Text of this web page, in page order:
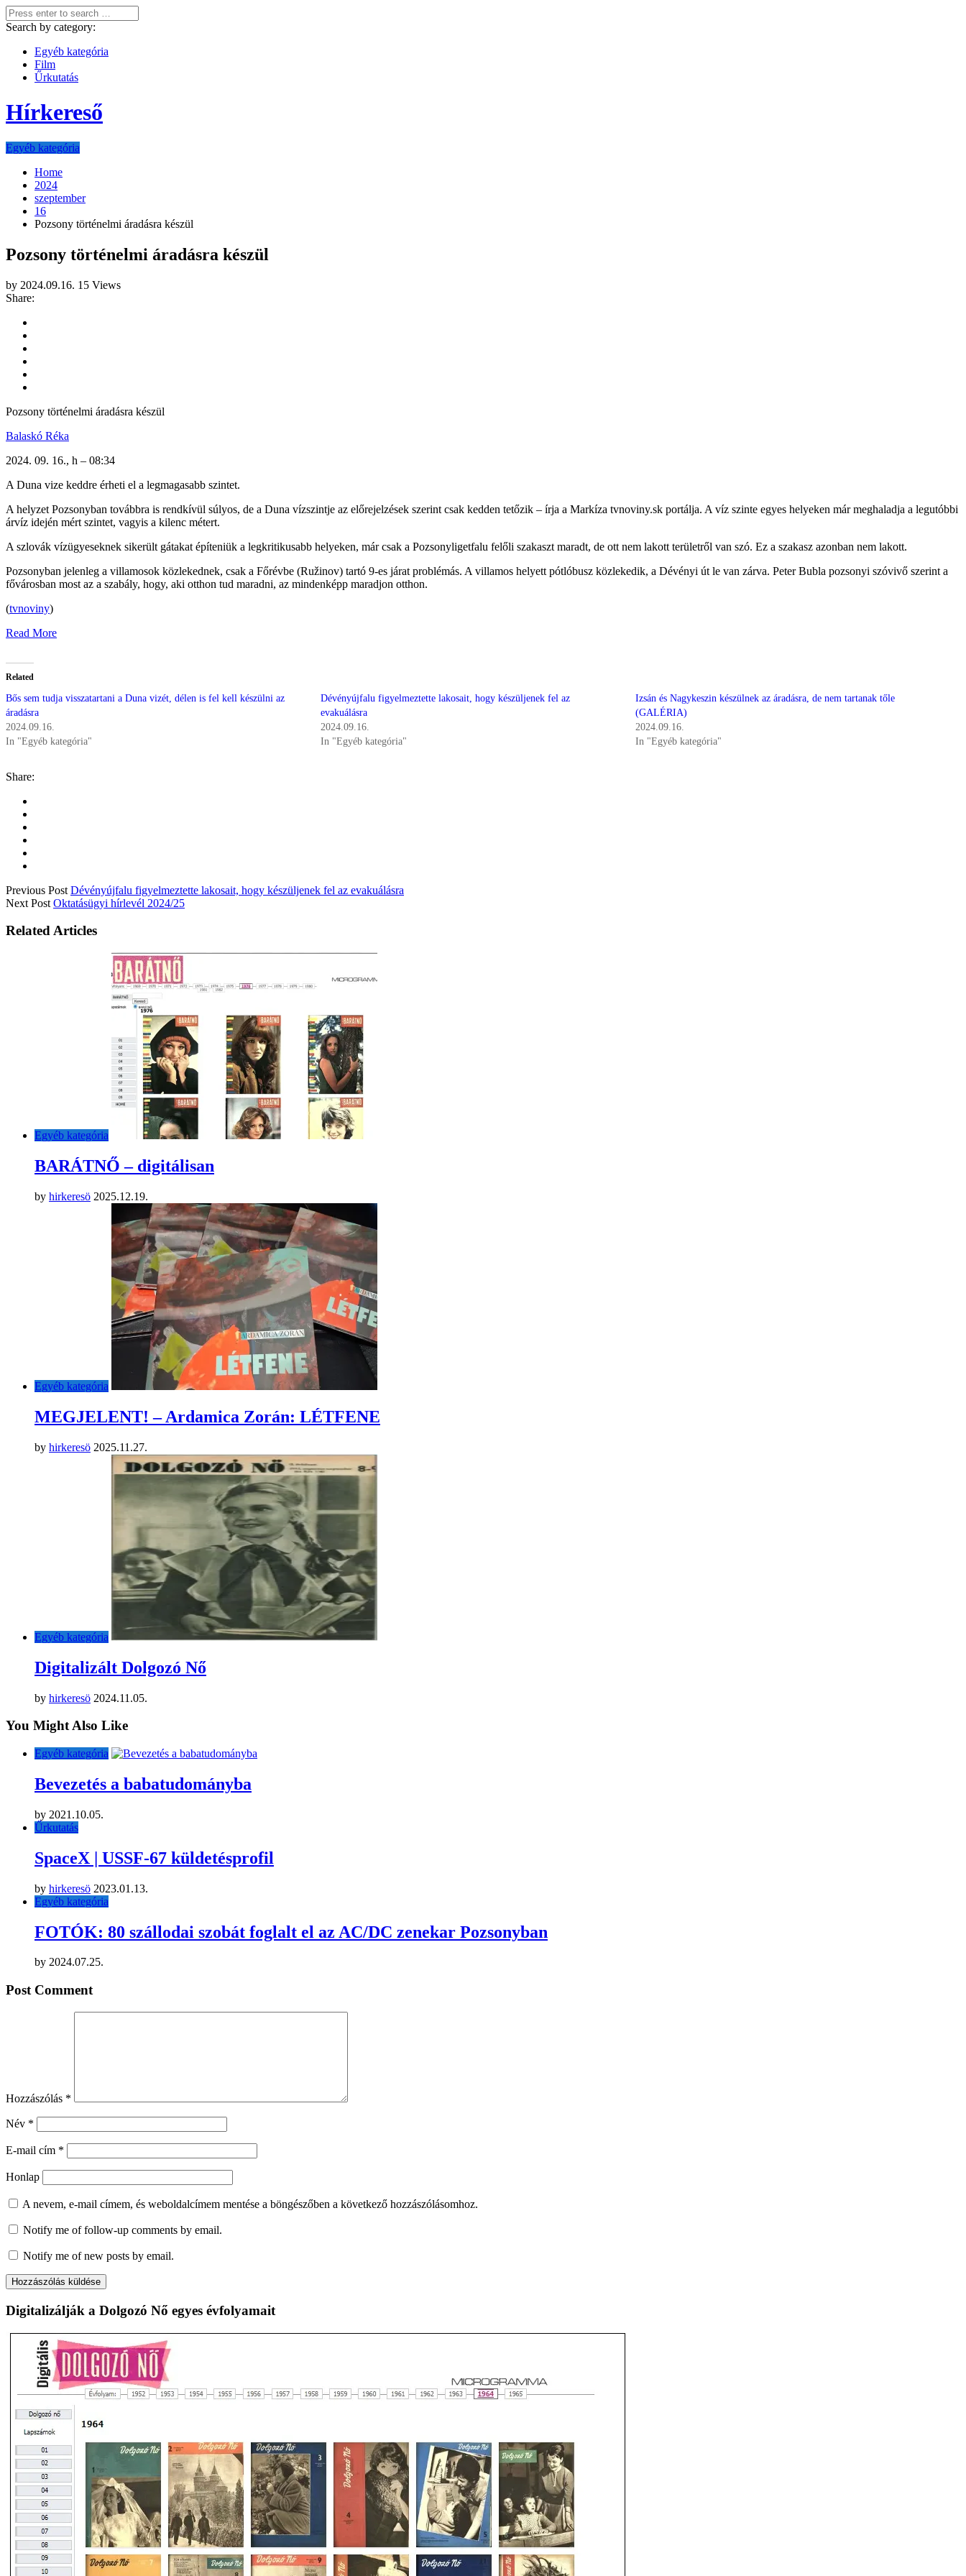
Search by category:
Egyéb kategória
Film
Űrkutatás
Hírkereső
Egyéb kategória
Home
2024
szeptember
16
Pozsony történelmi áradásra készül
Pozsony történelmi áradásra készül
by 2024.09.16. 15 Views
Share:
Pozsony történelmi áradásra készül
Balaskó Réka
2024. 09. 16., h – 08:34
A Duna vize keddre érheti el a legmagasabb szintet.
A helyzet Pozsonyban továbbra is rendkívül súlyos, de a Duna vízszintje az előrejelzések szerint csak kedden tetőzik – írja a Markíza tvnoviny.sk portálja. A víz szinte egyes helyeken már meghaladja a legutóbbi
árvíz idején mért szintet, vagyis a kilenc métert.
A szlovák vízügyeseknek sikerült gátakat építeniük a legkritikusabb helyeken, már csak a Pozsonyligetfalu felőli szakaszt maradt, de ott nem lakott területről van szó. Ez a szakasz azonban nem lakott.
Pozsonyban jelenleg a villamosok közlekednek, csak a Főrévbe (Ružinov) tartó 9-es járat problémás. A villamos helyett pótlóbusz közlekedik, a Dévényi út le van zárva. Peter Bubla pozsonyi szóvivő szerint a
fővárosban most az a szabály, hogy, aki otthon tud maradni, az mindenképp maradjon otthon.
(tvnoviny)
Read More
Related
Bős sem tudja visszatartani a Duna vizét, délen is fel kell készülni az
áradásra
2024.09.16.
In "Egyéb kategória"
Dévényújfalu figyelmeztette lakosait, hogy készüljenek fel az
evakuálásra
2024.09.16.
In "Egyéb kategória"
Izsán és Nagykeszin készülnek az áradásra, de nem tartanak tőle
(GALÉRIA)
2024.09.16.
In "Egyéb kategória"
Share:
Previous Post Dévényújfalu figyelmeztette lakosait, hogy készüljenek fel az evakuálásra
Next Post Oktatásügyi hírlevél 2024/25
Related Articles
Egyéb kategória
BARÁTNŐ – digitálisan
by hirkeresö 2025.12.19.
Egyéb kategória
MEGJELENT! – Ardamica Zorán: LÉTFENE
by hirkeresö 2025.11.27.
Egyéb kategória
Digitalizált Dolgozó Nő
by hirkeresö 2024.11.05.
You Might Also Like
Egyéb kategória
Bevezetés a babatudományba
by 2021.10.05.
Űrkutatás
SpaceX | USSF-67 küldetésprofil
by hirkeresö 2023.01.13.
Egyéb kategória
FOTÓK: 80 szállodai szobát foglalt el az AC/DC zenekar Pozsonyban
by 2024.07.25.
Post Comment
Hozzászólás *
Név *
E-mail cím *
Honlap
A nevem, e-mail címem, és weboldalcímem mentése a böngészőben a következő hozzászólásomhoz.
Notify me of follow-up comments by email.
Notify me of new posts by email.
Digitalizálják a Dolgozó Nő egyes évfolyamait